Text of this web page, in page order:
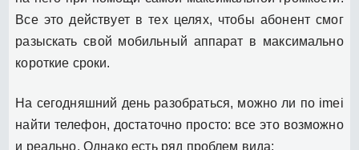
Все это действует в тех целях, чтобы абонент смог
разыскать свой мобильный аппарат в максимально
короткие сроки.
На сегодняшний день разобраться, можно ли по imei
найти телефон, достаточно просто: все это возможно
и реально. Однако есть ряд проблем вида: